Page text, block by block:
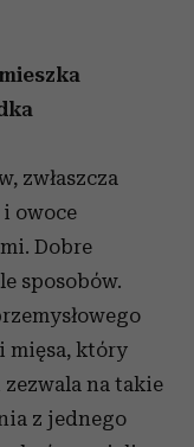
zwłaszcza
owoce
Dobre
sposobów.
mięsa, który
na takie
z jednego